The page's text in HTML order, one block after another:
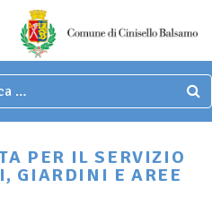
PER IL SERVIZIO
GIARDINI E AREE